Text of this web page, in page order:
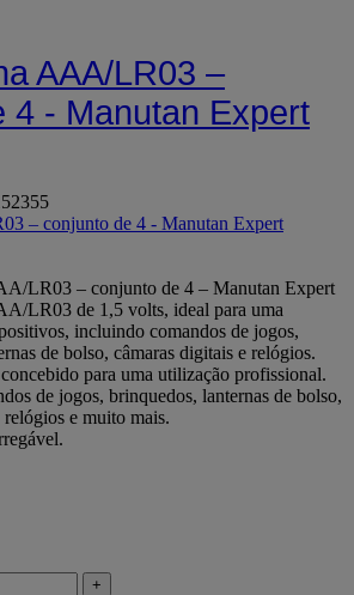
AAA/LR03 –
4 - Manutan Expert
– conjunto de 4 - Manutan Expert
LR03 – conjunto de 4 – Manutan Expert
LR03 de 1,5 volts, ideal para uma
incluindo comandos de jogos,
de bolso, câmaras digitais e relógios.
para uma utilização profissional.
de jogos, brinquedos, lanternas de bolso,
e muito mais.
+